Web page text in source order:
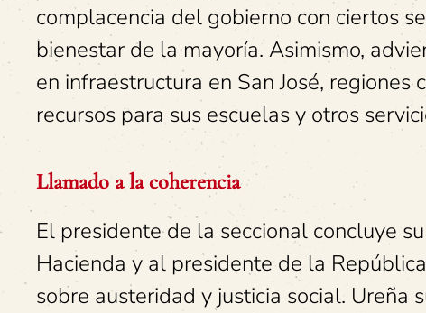
complacencia del gobierno con ciertos
bienestar de la mayoría. Asimismo,
en infraestructura en San José,
recursos para sus escuelas y otros
Llamado a la coherencia
El presidente de la seccional concluye
Hacienda y al presidente de la
sobre austeridad y justicia social. Ureña